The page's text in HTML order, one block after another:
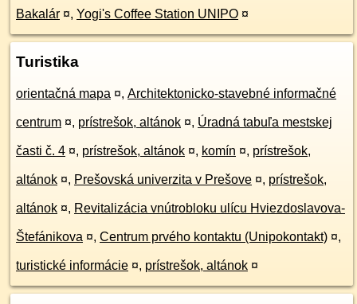
Bakalár ¤, Yogi's Coffee Station UNIPO ¤
Turistika
orientačná mapa ¤, Architektonicko-stavebné informačné
centrum ¤, prístrešok, altánok ¤, Úradná tabuľa mestskej
časti č. 4 ¤, prístrešok, altánok ¤, komín ¤, prístrešok,
altánok ¤, Prešovská univerzita v Prešove ¤, prístrešok,
altánok ¤, Revitalizácia vnútrobloku ulícu Hviezdoslavova-
Štefánikova ¤, Centrum prvého kontaktu (Unipokontakt) ¤,
turistické informácie ¤, prístrešok, altánok ¤